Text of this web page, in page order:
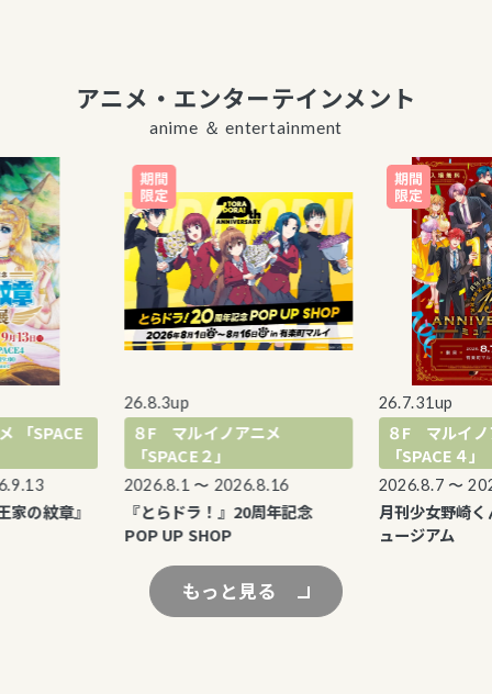
アニメ・エンターテインメント
anime ＆ entertainment
紋章』
26.8.3up
８F マルイノアニメ
「SPACE２」
2026.8.1 〜 2026.8.16
『とらドラ！』20周年記念
POP UP SHOP
26.7.31up
８F マルイノアニ
「SPACE４」
2026.8.7 〜
月刊少女野崎くん
ュージアム
もっと見る